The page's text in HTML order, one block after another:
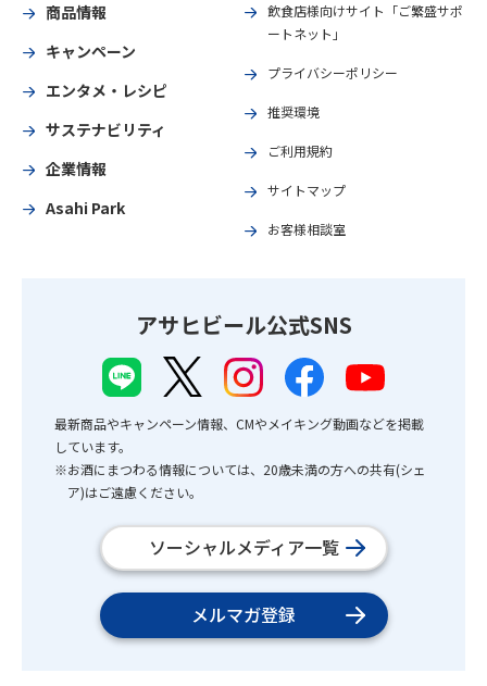
商品情報
キャンペーン
エンタメ・レシピ
サステナビリティ
企業情報
Asahi Park
飲食店様向けサイト「ご繁盛サポ
ートネット」
プライバシーポリシー
推奨環境
ご利用規約
サイトマップ
お客様相談室
アサヒビール公式SNS
最新商品やキャンペーン情報、CMやメイキング動画などを掲載
しています。
※お酒にまつわる情報については、20歳未満の方への共有(シェ
ア)はご遠慮ください。
ソーシャルメディア一覧
メルマガ登録